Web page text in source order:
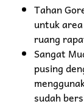
Tahan
untuk
ruang
Sangat
pusing
sudah